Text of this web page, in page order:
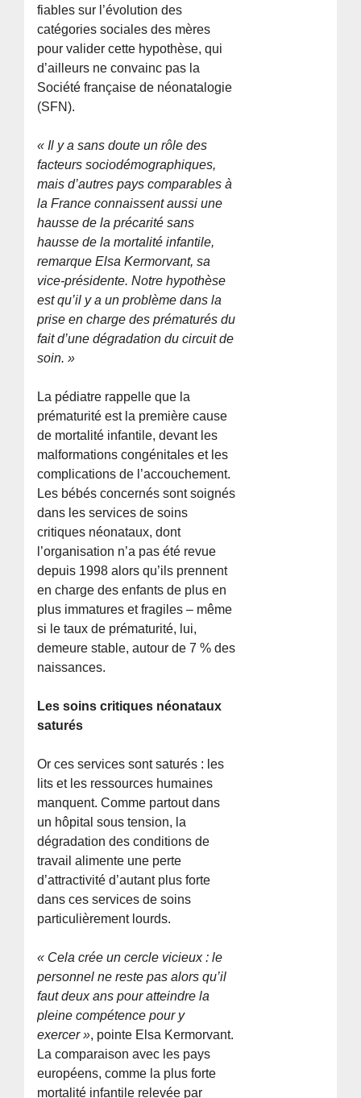
fiables sur l’évolution des
catégories sociales des mères
pour valider cette hypothèse, qui
d’ailleurs ne convainc pas la
Société française de néonatalogie
(SFN).
« Il y a sans doute un rôle des
facteurs sociodémographiques,
mais d’autres pays comparables à
la France connaissent aussi une
hausse de la précarité sans
hausse de la mortalité infantile,
remarque Elsa Kermorvant, sa
vice-présidente. Notre hypothèse
est qu’il y a un problème dans la
prise en charge des prématurés du
fait d’une dégradation du circuit de
soin. »
La pédiatre rappelle que la
prématurité est la première cause
de mortalité infantile, devant les
malformations congénitales et les
complications de l’accouchement.
Les bébés concernés sont soignés
dans les services de soins
critiques néonataux, dont
l’organisation n’a pas été revue
depuis 1998 alors qu’ils prennent
en charge des enfants de plus en
plus immatures et fragiles – même
si le taux de prématurité, lui,
demeure stable, autour de 7 % des
naissances.
Les soins critiques néonataux
saturés
Or ces services sont saturés : les
lits et les ressources humaines
manquent. Comme partout dans
un hôpital sous tension, la
dégradation des conditions de
travail alimente une perte
d’attractivité d’autant plus forte
dans ces services de soins
particulièrement lourds.
« Cela crée un cercle vicieux : le
personnel ne reste pas alors qu’il
faut deux ans pour atteindre la
pleine compétence pour y
exercer », pointe Elsa Kermorvant.
La comparaison avec les pays
européens, comme la plus forte
mortalité infantile relevée par